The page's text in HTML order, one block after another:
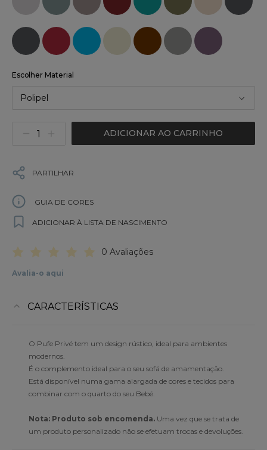
Escolher Material
Polipel
ADICIONAR AO CARRINHO
PARTILHAR
GUIA DE CORES
ADICIONAR À LISTA DE NASCIMENTO
0 Avaliações
Avalia-o aqui
CARACTERÍSTICAS
O Pufe Privé tem um design rústico, ideal para ambientes
modernos.
É o complemento ideal para o seu sofá de amamentação.
Está disponível numa gama alargada de cores e tecidos para
combinar com o quarto do seu Bebé.
Nota: Produto sob encomenda. Uma vez que se trata de
um produto personalizado não se efetuam trocas e devoluções.